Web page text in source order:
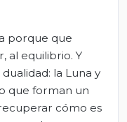
porque que
al equilibrio. Y
la Luna y
que forman un
cómo es